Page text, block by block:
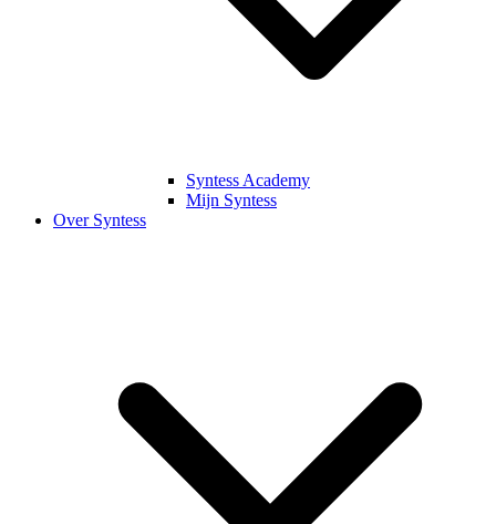
Syntess Academy
Mijn Syntess
Over Syntess